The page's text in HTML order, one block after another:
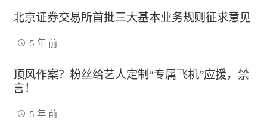
北京证券交易所首批三大基本业务规则征求意见
5 年 前
顶风作案？粉丝给艺人定制“专属飞机”应援，禁
言！
5 年 前